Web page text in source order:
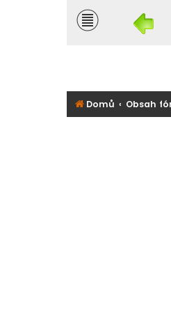
Domů Obsah